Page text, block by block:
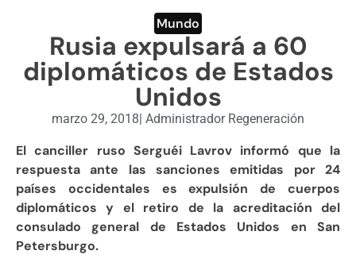
ENGLISH SECTION
VIDEOS
Mundo
Rusia expulsará a 60
diplomáticos de Estados
Unidos
marzo 29, 2018| Administrador Regeneración
El canciller ruso Serguéi Lavrov informó que la
respuesta ante las sanciones emitidas por 24
países occidentales es expulsión de cuerpos
diplomáticos y el retiro de la acreditación del
consulado general de Estados Unidos en San
Petersburgo.